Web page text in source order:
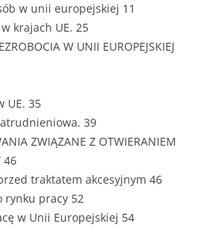
w unii europejskiej 11
krajach UE. 25
W UNII EUROPEJSKIEJ
UE. 35
39
ZWIĄZANE Z OTWIERANIEM
46
traktatem akcesyjnym 46
rynku pracy 52
w Unii Europejskiej 54